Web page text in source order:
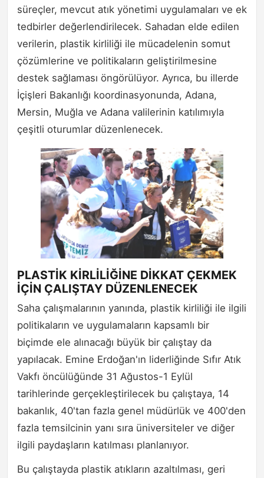
süreçler, mevcut atık yönetimi uygulamaları ve ek
tedbirler değerlendirilecek. Sahadan elde edilen
verilerin, plastik kirliliği ile mücadelenin somut
çözümlerine ve politikaların geliştirilmesine
destek sağlaması öngörülüyor. Ayrıca, bu illerde
İçişleri Bakanlığı koordinasyonunda, Adana,
Mersin, Muğla ve Adana valilerinin katılımıyla
çeşitli oturumlar düzenlenecek.
PLASTİK KİRLİLİĞİNE DİKKAT ÇEKMEK
İÇİN ÇALIŞTAY DÜZENLENECEK
Saha çalışmalarının yanında, plastik kirliliği ile ilgili
politikaların ve uygulamaların kapsamlı bir
biçimde ele alınacağı büyük bir çalıştay da
yapılacak. Emine Erdoğan'ın liderliğinde Sıfır Atık
Vakfı öncülüğünde 31 Ağustos-1 Eylül
tarihlerinde gerçekleştirilecek bu çalıştaya, 14
bakanlık, 40'tan fazla genel müdürlük ve 400'den
fazla temsilcinin yanı sıra üniversiteler ve diğer
ilgili paydaşların katılması planlanıyor.
Bu çalıştayda plastik atıkların azaltılması, geri